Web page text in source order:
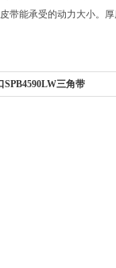
带能承受的动力大小。
SPB4590LW三角带